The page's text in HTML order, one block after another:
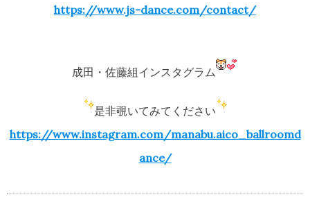
https://www.js-dance.com/contact/
成田・佐藤組インスタグラム
是非覗いてみてください
https://www.instagram.com/manabu.aico_ballroomd
ance/